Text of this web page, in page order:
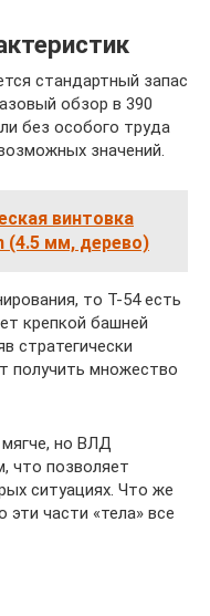
стандартный запас
обзор в 390
без особого труда
значений.
винтовка
(4.5 мм, дерево)
то Т-54 есть
крепкой башней
стратегически
получить множество
но ВЛД
что позволяет
ситуациях. Что же
части «тела» все